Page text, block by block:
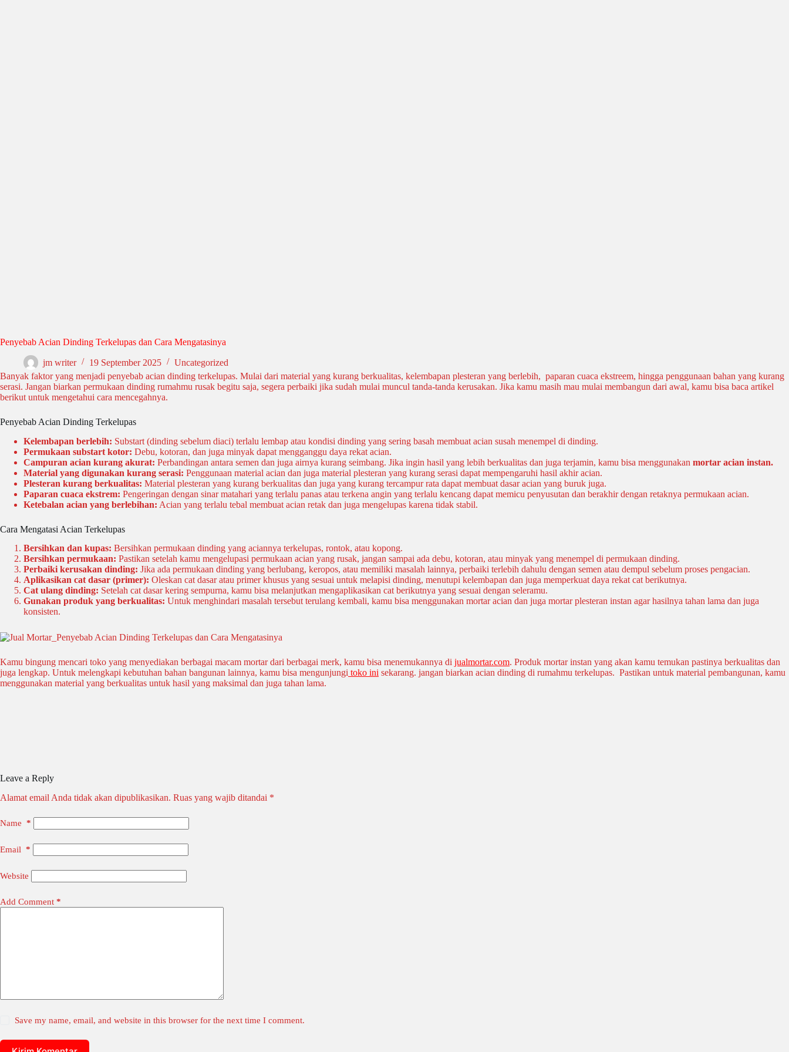
Penyebab Acian Dinding Terkelupas dan Cara Mengatasinya
jm writer 19 September 2025
Uncategorized
Banyak faktor yang menjadi penyebab acian dinding terkelupas. Mulai dari material yang kurang berkualitas, kelembapan plesteran yang berlebih, paparan cuaca ekstreem, hingga penggunaan bahan yang kurang
serasi. Jangan biarkan permukaan dinding rumahmu rusak begitu saja, segera perbaiki jika sudah mulai muncul tanda-tanda kerusakan. Jika kamu masih mau mulai membangun dari awal, kamu bisa baca artikel
berikut untuk mengetahui cara mencegahnya.
Penyebab Acian Dinding Terkelupas
Kelembapan berlebih: Substart (dinding sebelum diaci) terlalu lembap atau kondisi dinding yang sering basah membuat acian susah menempel di dinding.
Permukaan substart kotor: Debu, kotoran, dan juga minyak dapat mengganggu daya rekat acian.
Campuran acian kurang akurat: Perbandingan antara semen dan juga airnya kurang seimbang. Jika ingin hasil yang lebih berkualitas dan juga terjamin, kamu bisa menggunakan mortar acian instan.
Material yang digunakan kurang serasi: Penggunaan material acian dan juga material plesteran yang kurang serasi dapat mempengaruhi hasil akhir acian.
Plesteran kurang berkualitas: Material plesteran yang kurang berkualitas dan juga yang kurang tercampur rata dapat membuat dasar acian yang buruk juga.
Paparan cuaca ekstrem: Pengeringan dengan sinar matahari yang terlalu panas atau terkena angin yang terlalu kencang dapat memicu penyusutan dan berakhir dengan retaknya permukaan acian.
Ketebalan acian yang berlebihan: Acian yang terlalu tebal membuat acian retak dan juga mengelupas karena tidak stabil.
Cara Mengatasi Acian Terkelupas
Bersihkan dan kupas: Bersihkan permukaan dinding yang aciannya terkelupas, rontok, atau kopong.
Bersihkan permukaan: Pastikan setelah kamu mengelupasi permukaan acian yang rusak, jangan sampai ada debu, kotoran, atau minyak yang menempel di permukaan dinding.
Perbaiki kerusakan dinding: Jika ada permukaan dinding yang berlubang, keropos, atau memiliki masalah lainnya, perbaiki terlebih dahulu dengan semen atau dempul sebelum proses pengacian.
Aplikasikan cat dasar (primer): Oleskan cat dasar atau primer khusus yang sesuai untuk melapisi dinding, menutupi kelembapan dan juga memperkuat daya rekat cat berikutnya.
Cat ulang dinding: Setelah cat dasar kering sempurna, kamu bisa melanjutkan mengaplikasikan cat berikutnya yang sesuai dengan seleramu.
Gunakan produk yang berkualitas: Untuk menghindari masalah tersebut terulang kembali, kamu bisa menggunakan mortar acian dan juga mortar plesteran instan agar hasilnya tahan lama dan juga
konsisten.
Kamu bingung mencari toko yang menyediakan berbagai macam mortar dari berbagai merk, kamu bisa menemukannya di jualmortar.com. Produk mortar instan yang akan kamu temukan pastinya berkualitas dan
juga lengkap. Untuk melengkapi kebutuhan bahan bangunan lainnya, kamu bisa mengunjungi toko ini sekarang. jangan biarkan acian dinding di rumahmu terkelupas. Pastikan untuk material pembangunan, kamu
menggunakan material yang berkualitas untuk hasil yang maksimal dan juga tahan lama.
Leave a Reply
Alamat email Anda tidak akan dipublikasikan. Ruas yang wajib ditandai *
Name *
Email *
Website
Add Comment *
Save my name, email, and website in this browser for the next time I comment.